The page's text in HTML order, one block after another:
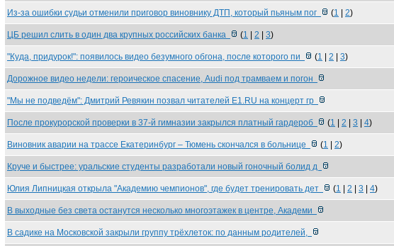
Из-за ошибки судьи отменили приговор виновнику ДТП, который пьяным пог (1 2)
ЦБ решил слить в один два крупных российских банка (1 2 3)
"Куда, придурок!": появилось видео безумного обгона, после которого пи (1 2 3)
Дорожное видео недели: героическое спасение, Audi под трамваем и погон
"Мы не подведём": Дмитрий Ревякин позвал читателей E1.RU на концерт гр
После прокурорской проверки в 37-й гимназии закрылся платный гардероб (1 2 3 4)
Виновник аварии на трассе Екатеринбург – Тюмень скончался в больнице (1 2)
Круче и быстрее: уральские студенты разработали новый гоночный болид д
Юлия Липницкая открыла "Академию чемпионов", где будет тренировать дет (1 2 3 4)
В выходные без света останутся несколько многоэтажек в центре, Академи
В садике на Московской закрыли группу трёхлеток: по данным родителей,